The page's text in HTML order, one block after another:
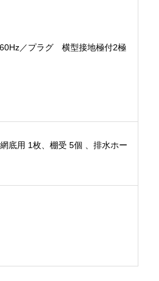
／プラグ 横型接地極付2極
底用 1枚、棚受 5個 、排水ホー